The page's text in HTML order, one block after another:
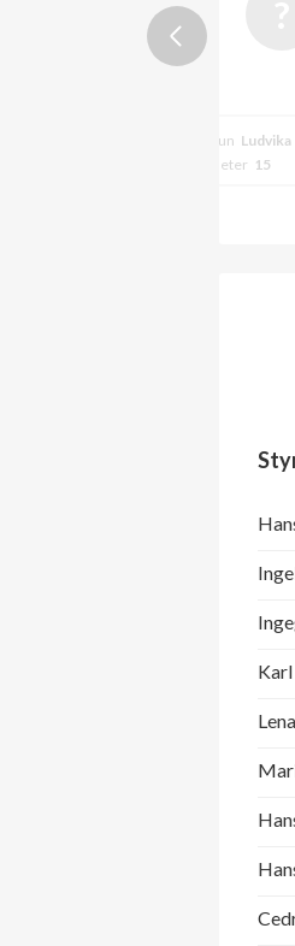
Kommun Ludvika
Lägenheter 15